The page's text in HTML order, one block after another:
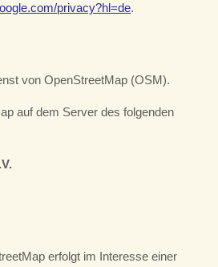
privacy?hl=de.
von OpenStreetMap (OSM).
auf dem Server des folgenden
erfolgt im Interesse einer